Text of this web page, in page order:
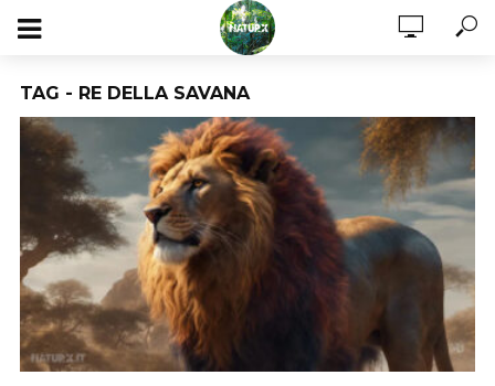
TAG - RE DELLA SAVANA